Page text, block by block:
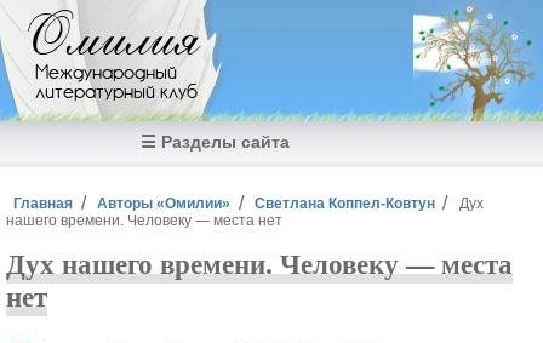
Перейти к основному содержанию
Омилия
Международный
литературный клуб
☰ Разделы сайта
Вы здесь
Главная Авторы «Омилии» Светлана Коппел-Ковтун
Дух
нашего времени. Человеку — места нет
Дух нашего времени. Человеку — места
нет